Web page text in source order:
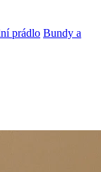
prádlo Bundy a